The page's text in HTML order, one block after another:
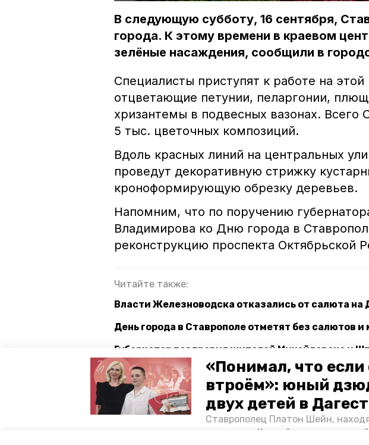
«Понимал, что
втроём»: юный
двух детей в
Ставрополец Платон Шейн,
тонущих в Каспийском море
В следующую субботу, 16 сентября,
города. К этому времени в краевом
зелёные насаждения, сообщили в
Специалисты приступят к работе на
отцветающие петунии, пеларгонии,
хризантемы в подвесных вазонах. Всего
5 тыс. цветочных композиций.
Вдоль красных линий на центральных
проведут декоративную стрижку
кроноформирующую обрезку деревьев.
Напомним, что по поручению
Владимирова ко Дню города в
реконструкцию проспекта Октябрьской
Читайте также:
Власти Железноводска отказались от салюта на
День города в Ставрополе отметят без салютов
Губернатор поздравил жителей Михайловска и
города и муниципалитета
ставропольский край день города клумбы